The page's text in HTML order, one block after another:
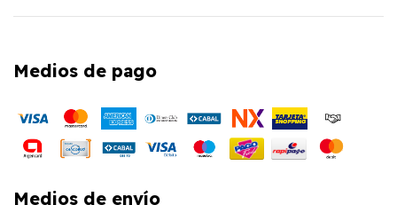
Medios de pago
Medios de envío